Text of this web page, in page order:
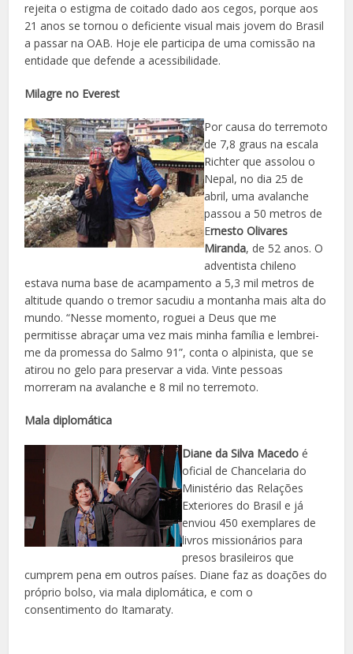
rejeita o estigma de coitado dado aos cegos, porque aos
21 anos se tornou o deficiente visual mais jovem do Brasil
a passar na OAB. Hoje ele participa de uma comissão na
entidade que defende a acessibilidade.
Milagre no Everest
Por causa do terremoto
de 7,8 graus na escala
Richter que assolou o
Nepal, no dia 25 de
abril, uma avalanche
passou a 50 metros de
Ernesto Olivares
Miranda, de 52 anos. O
adventista chileno
estava numa base de acampamento a 5,3 mil metros de
altitude quando o tremor sacudiu a montanha mais alta do
mundo. “Nesse momento, roguei a Deus que me
permitisse abraçar uma vez mais minha família e lembrei-
me da promessa do Salmo 91”, conta o alpinista, que se
atirou no gelo para preservar a vida. Vinte pessoas
morreram na avalanche e 8 mil no terremoto.
Mala diplomática
Diane da Silva Macedo é
oficial de Chancelaria do
Ministério das Relações
Exteriores do Brasil e já
enviou 450 exemplares de
livros missionários para
presos brasileiros que
cumprem pena em outros países. Diane faz as doações do
próprio bolso, via mala diplomática, e com o
consentimento do Itamaraty.